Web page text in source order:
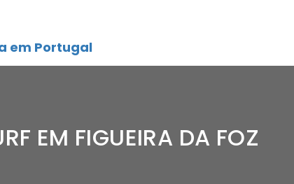
em Portugal
EM FIGUEIRA DA FOZ